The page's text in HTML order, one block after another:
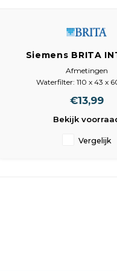
Siemens BRITA
Waterfilter
TZ70003
Afmetingen
Waterfilter: 110 x 43 x
€13,99
Bekijk
Vergelijk